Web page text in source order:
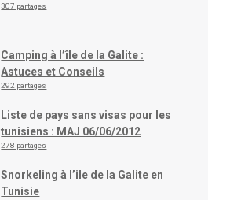
307 partages
Camping à l’île de la Galite :
Astuces et Conseils
292 partages
Liste de pays sans visas pour les
tunisiens : MAJ 06/06/2012
278 partages
Snorkeling à l’ile de la Galite en
Tunisie